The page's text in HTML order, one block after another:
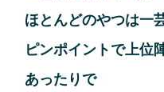
ほとんどのやつは一
ピンポイントで上位
あったりで